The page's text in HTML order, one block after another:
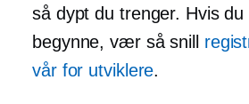
så dypt du trenger. Hvis
begynne, vær så snill
vår for utviklere.